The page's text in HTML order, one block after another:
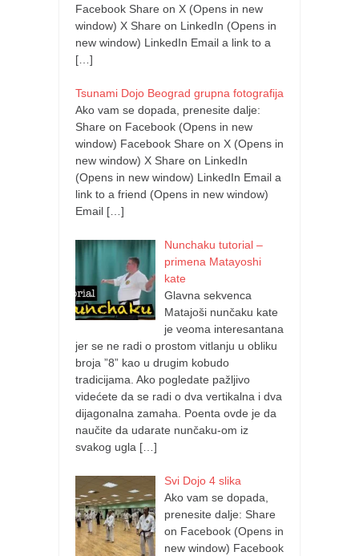
Facebook Share on X (Opens in new
window) X Share on LinkedIn (Opens in
new window) LinkedIn Email a link to a
[…]
Tsunami Dojo Beograd grupna fotografija
Ako vam se dopada, prenesite dalje:
Share on Facebook (Opens in new
window) Facebook Share on X (Opens in
new window) X Share on LinkedIn
(Opens in new window) LinkedIn Email a
link to a friend (Opens in new window)
Email […]
Nunchaku tutorial –
primena Matayoshi
kate
Glavna sekvenca
Matajoši nunčaku kate
je veoma interesantana
jer se ne radi o prostom vitlanju u obliku
broja ”8” kao u drugim kobudo
tradicijama. Ako pogledate pažljivo
videćete da se radi o dva vertikalna i dva
dijagonalna zamaha. Poenta ovde je da
naučite da udarate nunčaku-om iz
svakog ugla […]
Svi Dojo 4 slika
Ako vam se dopada,
prenesite dalje: Share
on Facebook (Opens in
new window) Facebook